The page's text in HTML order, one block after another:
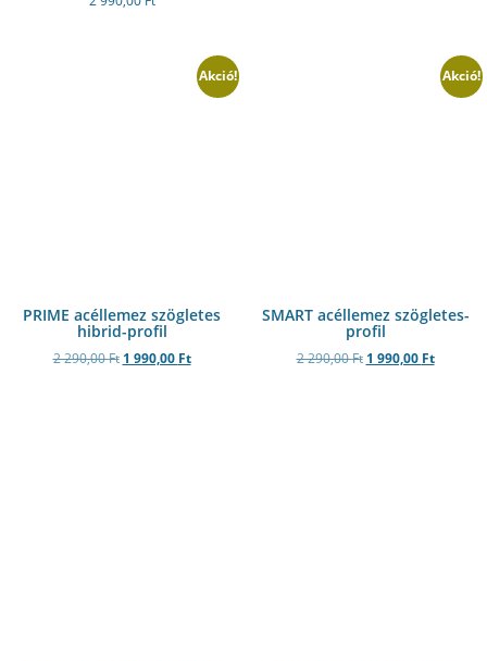
Akció!
PRIME acéllemez szögletes
hibrid-profil
2 290,00Ft 1 990,00 Ft
Akció!
SMART acéllemez szögletes-
profil
2 290,00Ft 1 990,00 Ft